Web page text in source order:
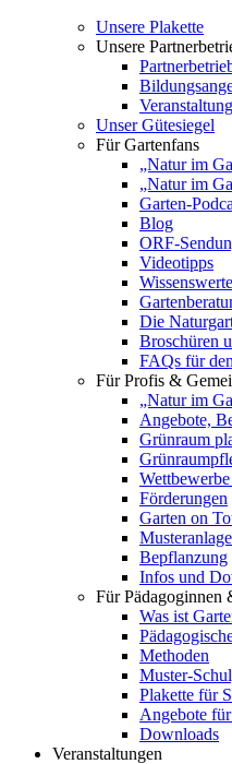
Unsere Plakette
Unsere
Unser Gütesiegel
Für Gartenfans
„Natur im
„Natur im
Garten-
Blog
ORF-
Videotipps
Die
Broschüren
FAQs für
Für Profis &
„Natur im
Angebote,
Grünraum
Förderungen
Garten on
Bepflanzung
Infos und
Für Pädagoginnen
Was ist
Methoden
Muster-
Plakette für
Angebote
Downloads
Veranstaltungen